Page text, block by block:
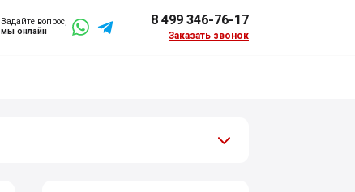
Задайте вопрос,
мы онлайн
8 499 346-76-17
Заказать звонок